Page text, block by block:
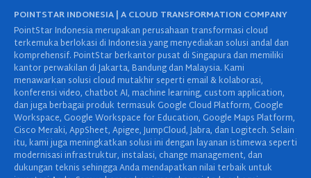
POINTSTAR INDONESIA | A CLOUD TRANSFORMATION COMPANY
PointStar Indonesia merupakan perusahaan transformasi cloud
terkemuka berlokasi di Indonesia yang menyediakan solusi andal dan
komprehensif. PointStar berkantor pusat di Singapura dan memiliki
kantor perwakilan di Jakarta, Bandung dan Malaysia. Kami
menawarkan solusi cloud mutakhir seperti email & kolaborasi,
konferensi video, chatbot AI, machine learning, custom application,
dan juga berbagai produk termasuk Google Cloud Platform, Google
Workspace, Google Workspace for Education, Google Maps Platform,
Cisco Meraki, AppSheet, Apigee, JumpCloud, Jabra, dan Logitech. Selain
itu, kami juga meningkatkan solusi ini dengan layanan istimewa seperti
modernisasi infrastruktur, instalasi, change management, dan
dukungan teknis sehingga Anda mendapatkan nilai terbaik untuk